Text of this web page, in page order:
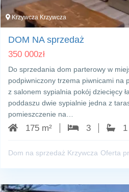
Krzywcza Krzywcza
DOM NA sprzedaż
350 000zł
Do sprzedania dom parterowy w
podpiwniczony trzema piwnicami na
z salonem sypialnia pokój dziecięcy
poddaszu dwie sypialnie jedna z
pomieszczenie na…
175 m² 3 1
Dom na sprzedaż Krzywcza Oferta